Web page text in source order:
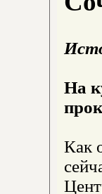
На
Как